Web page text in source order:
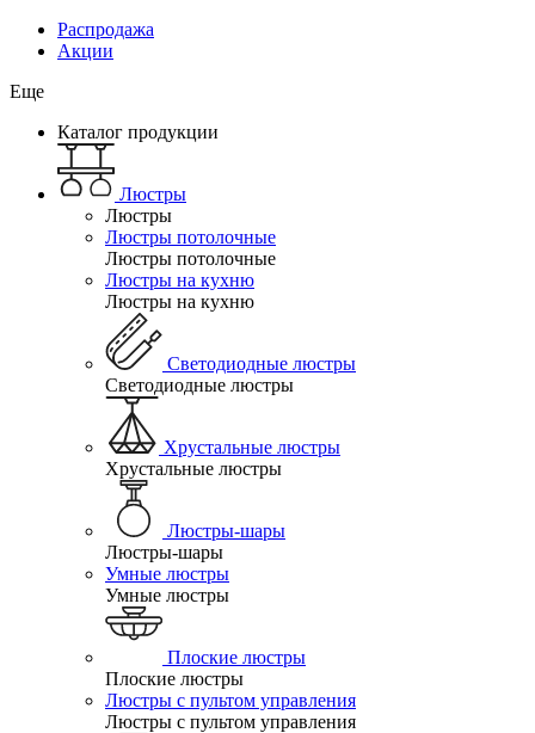
Распродажа
Акции
Еще
Каталог продукции
Люстры
Люстры
Люстры потолочные
Люстры потолочные
Люстры на кухню
Люстры на кухню
Светодиодные люстры
Светодиодные люстры
Хрустальные люстры
Хрустальные люстры
Люстры-шары
Люстры-шары
Умные люстры
Умные люстры
Плоские люстры
Плоские люстры
Люстры с пультом управления
Люстры с пультом управления